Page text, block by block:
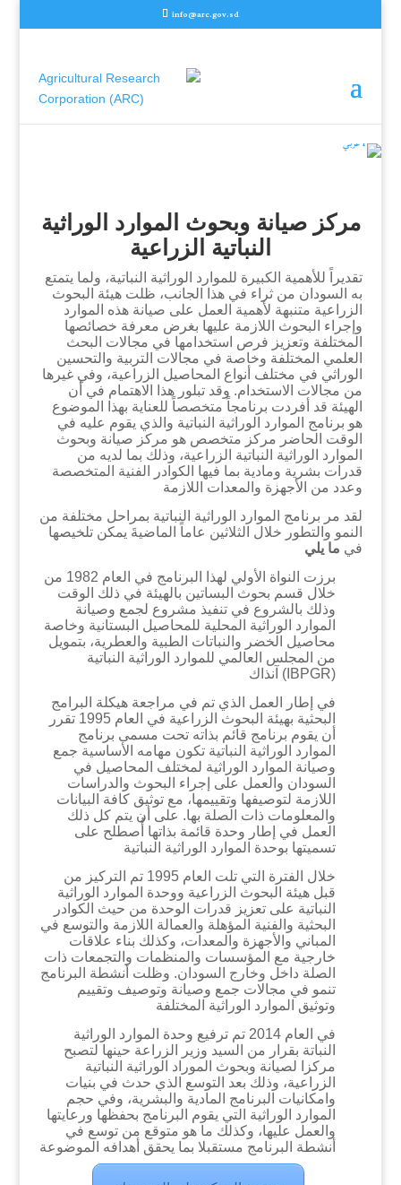
info@arc.gov.sd
مركز صيانة وبحوث الموارد الوراثية
النباتية الزراعية
تقديراً للأهمية الكبيرة للموارد الوراثية النباتية، ولما يتمتع
به السودان من ثراء في هذا الجانب، ظلت هيئة البحوث
الزراعية متنبهة لأهمية العمل على صيانة هذه الموارد
وإجراء البحوث اللازمة عليها بغرض معرفة خصائصها
المختلفة وتعزيز فرص استخدامها في مجالات البحث
العلمي المختلفة وخاصة في مجالات التربية والتحسين
الوراثي في مختلف أنواع المحاصيل الزراعية، وفي غيرها
من مجالات الاستخدام. وقد تبلور هذا الاهتمام في أن
الهيئة قد أفردت برنامجاً متخصصاً للعناية بهذا الموضوع
هو برنامج الموارد الوراثية النباتية والذي يقوم عليه في
الوقت الحاضر مركز متخصص هو مركز صيانة وبحوث
الموارد الوراثية النباتية الزراعية، وذلك بما لديه من
قدرات بشرية ومادية بما فيها الكوادر الفنية المتخصصة
وعدد من الأجهزة والمعدات اللازمة
لقد مر برنامج الموارد الوراثية النباتية بمراحل مختلفة من
النمو والتطور خلال الثلاثين عاماً الماضيةَ يمكن تلخيصها
في ما يلي
برزت النواة الأولي لهذا البرنامج في العام 1982 من
خلال قسم بحوث البساتين بالهيئة في ذلك الوقت
وذلك بالشروع في تنفيذ مشروع لجمع وصيانة
الموارد الوراثية المحلية للمحاصيل البستانية وخاصة
محاصيل الخضر والنباتات الطبية والعطرية، بتمويل
من المجلس العالمي للموارد الوراثية النباتية
(IBPGR) آنذاك
في إطار العمل الذي تم في مراجعة هيكلة البرامج
البحثية بهيئة البحوث الزراعية في العام 1995 تقرر
أن يقوم برنامج قائم بذاته تحت مسمى برنامج
الموارد الوراثية النباتية تكون مهامه الأساسية جمع
وصيانة الموارد الوراثية لمختلف المحاصيل في
السودان والعمل على إجراء البحوث والدراسات
اللازمة لتوصيفها وتقييمها، مع توثيق كافة البيانات
والمعلومات ذات الصلة بها. على أن يتم كل ذلك
العمل في إطار وحدة قائمة بذاتها أُصطلح على
تسميتها بوحدة الموارد الوراثية النباتية
خلال الفترة التي تلت العام 1995 تم التركيز من
قبل هيئة البحوث الزراعية ووحدة الموارد الوراثية
النباتية على تعزيز قدرات الوحدة من حيث الكوادر
البحثية والفنية المؤهلة والعمالة اللازمة والتوسع في
المباني والأجهزة والمعدات، وكذلك بناء علاقات
خارجية مع المؤسسات والمنظمات والتجمعات ذات
الصلة داخل وخارج السودان. وظلت أنشطة البرنامج
تنمو في مجالات جمع وصيانة وتوصيف وتقييم
وتوثيق الموارد الوراثية المختلفة
في العام 2014 تم ترفيع وحدة الموارد الوراثية
النباتة بقرار من السيد وزير الزراعة حينها لتصبح
مركزا لصيانة وبحوث الموراد الوراثية النباتية
الزراعية، وذلك بعد التوسع الذي حدث في بنيات
وامكانيات البرنامج المادية والبشرية، وفي حجم
الموارد الوراثية التي يقوم البرنامج بحفظها ورعايتها
والعمل عليها، وكذلك ما هو متوقع من توسع في
أنشطة البرنامج مستقبلا بما يحقق أهدافه الموضوعة